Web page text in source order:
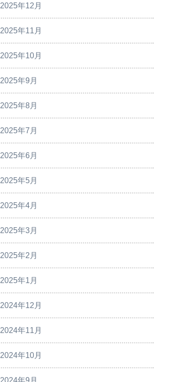
2025年12月
2025年11月
2025年10月
2025年9月
2025年8月
2025年7月
2025年6月
2025年5月
2025年4月
2025年3月
2025年2月
2025年1月
2024年12月
2024年11月
2024年10月
2024年9月